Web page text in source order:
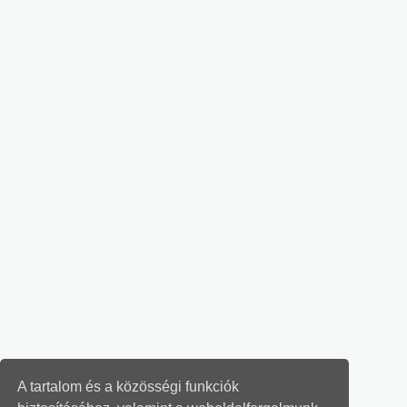
A tartalom és a közösségi funkciók